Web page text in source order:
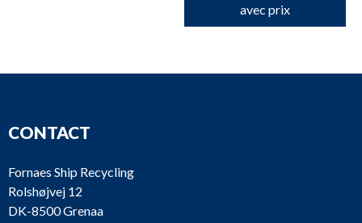
avec prix
CONTACT
Fornaes Ship Recycling
Rolshøjvej 12
DK-8500 Grenaa